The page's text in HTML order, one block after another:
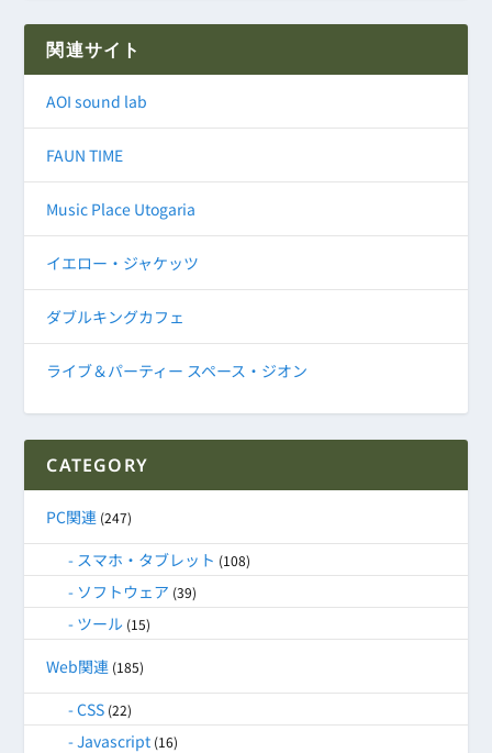
関連サイト
AOI sound lab
FAUN TIME
Music Place Utogaria
イエロー・ジャケッツ
ダブルキングカフェ
ライブ＆パーティー スペース・ジオン
CATEGORY
PC関連 (247)
スマホ・タブレット (108)
ソフトウェア (39)
ツール (15)
Web関連 (185)
CSS (22)
Javascript (16)